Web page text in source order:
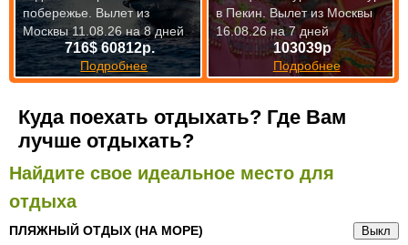
Куда поехать отдыхать? Где Вам
лучше отдыхать?
Найдите свое идеальное место для
отдыха
ПЛЯЖНЫЙ ОТДЫХ (НА МОРЕ)
716$ 60812р.
Подробнее
побережье. Вылет из
Москвы 11.08.26 на 8 дней
103039р
Подробнее
в Пекин. Вылет из Москвы
16.08.26 на 7 дней